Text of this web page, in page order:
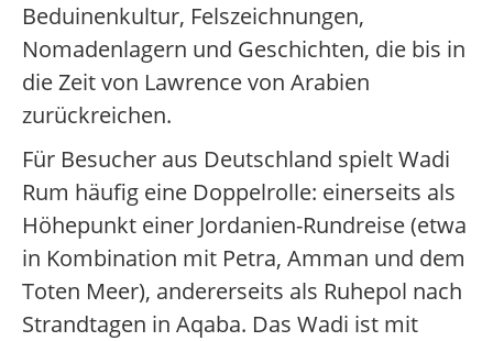
Beduinenkultur, Felszeichnungen,
Nomadenlagern und Geschichten, die bis in
die Zeit von Lawrence von Arabien
zurückreichen.
Für Besucher aus Deutschland spielt Wadi
Rum häufig eine Doppelrolle: einerseits als
Höhepunkt einer Jordanien-Rundreise (etwa
in Kombination mit Petra, Amman und dem
Toten Meer), andererseits als Ruhepol nach
Strandtagen in Aqaba. Das Wadi ist mit